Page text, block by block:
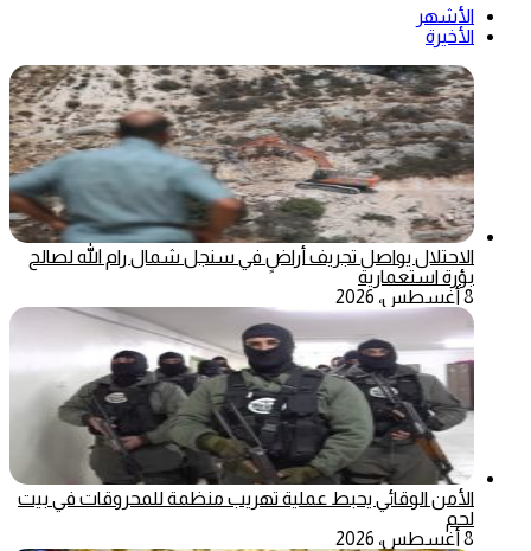
الأشهر
الأخيرة
الاحتلال يواصل تجريف أراضٍ في سنجل شمال رام الله لصالح
بؤرة استعمارية
8 أغسطس، 2026
الأمن الوقائي يحبط عملية تهريب منظمة للمحروقات في بيت
لحم
8 أغسطس، 2026